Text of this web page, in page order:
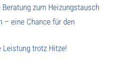
zum Heizungstausch
– eine Chance für den
Leistung trotz Hitze!